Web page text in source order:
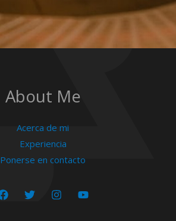
About Me
Acerca de mi
Experiencia
Ponerse en contacto